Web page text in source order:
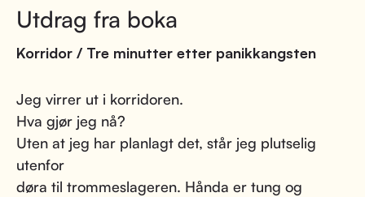
Utdrag fra boka
Korridor / Tre minutter etter panikkangsten
Jeg virrer ut i korridoren.
Hva gjør jeg nå?
Uten at jeg har planlagt det, står jeg plutselig
utenfor
døra til trommeslageren. Hånda er tung og